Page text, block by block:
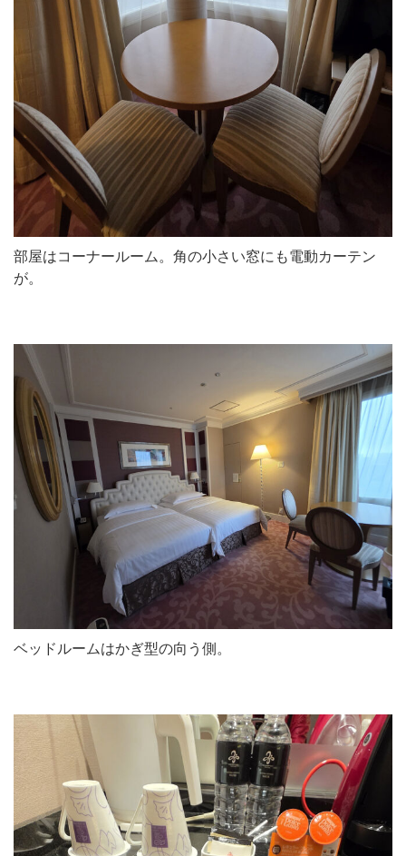
部屋はコーナールーム。角の小さい窓にも電動カーテン
が。
ベッドルームはかぎ型の向う側。